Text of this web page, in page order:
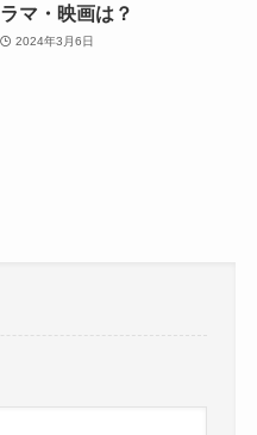
ラマ・映画は？
2024年3月6日